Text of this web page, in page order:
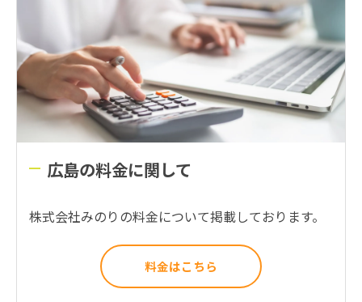
広島の料金に関して
株式会社みのりの料金について掲載しております。
料金はこちら